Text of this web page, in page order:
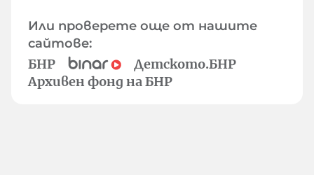
Или проверете още от нашите
сайтове:
БНР
Детското.БНР
Архивен фонд на БНР